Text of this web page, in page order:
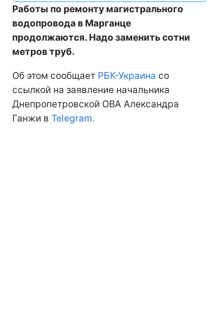
Работы по ремонту магистрального
водопровода в Марганце
продолжаются. Надо заменить сотни
метров труб.
Об этом сообщает РБК-Украина со
ссылкой на заявление начальника
Днепропетровской ОВА Александра
Ганжи в Telegram.